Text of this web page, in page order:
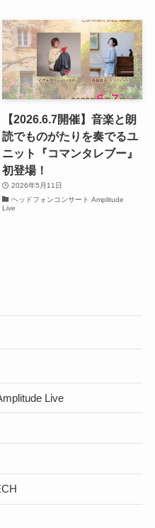
【2026.6.7開催】音楽と朗
読でものがたりを奏でるユ
ニット『コマンタレブー』
初登場！
2026年5月11日
ヘッドフォンコンサート Amplitude
Live
Live